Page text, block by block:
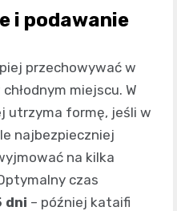
i podawanie
przechowywać w
miejscu. W
utrzyma formę, jeśli w
najbezpieczniej
na kilka
czas
dni – później kataifi